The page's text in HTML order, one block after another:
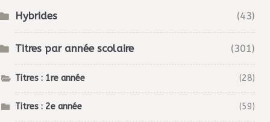
Hybrides (43)
Titres par année scolaire (301)
Titres : 1re année (28)
Titres : 2e année (59)